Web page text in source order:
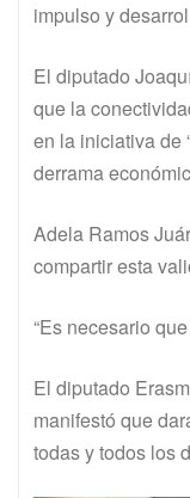
impulso y
El diputado
que la
en la iniciativa de
derrama
Adela Ramos
compartir esta
“Es necesario
El diputado
manifestó que
todas y todos los